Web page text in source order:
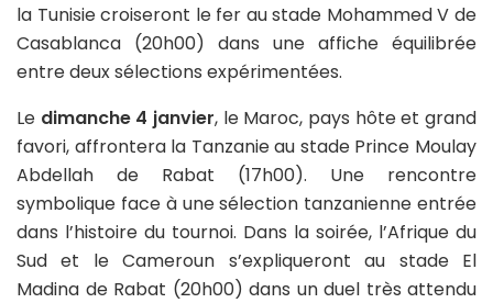
la Tunisie croiseront le fer au stade Mohammed V de
Casablanca (20h00) dans une affiche équilibrée
entre deux sélections expérimentées.
Le dimanche 4 janvier, le Maroc, pays hôte et grand
favori, affrontera la Tanzanie au stade Prince Moulay
Abdellah de Rabat (17h00). Une rencontre
symbolique face à une sélection tanzanienne entrée
dans l’histoire du tournoi. Dans la soirée, l’Afrique du
Sud et le Cameroun s’expliqueront au stade El
Madina de Rabat (20h00) dans un duel très attendu